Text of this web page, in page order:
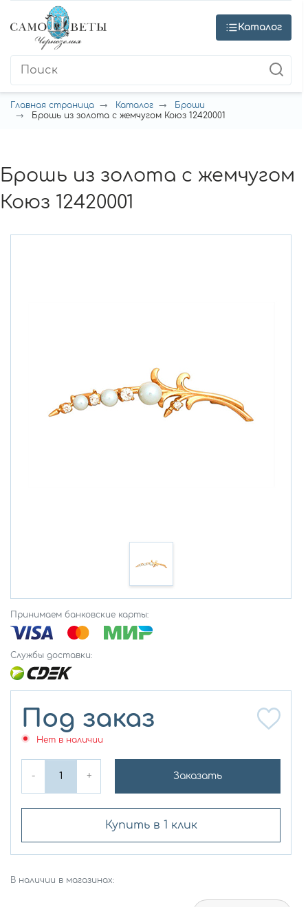
Каталог
Главная страница Каталог
Броши
Брошь из золота с жемчугом Коюз 12420001
Брошь из золота с жемчугом
Коюз 12420001
Принимаем банковские карты:
Службы доставки:
Под заказ
Нет в наличии
- + Заказать
Купить в 1 клик
В наличии в магазинах: